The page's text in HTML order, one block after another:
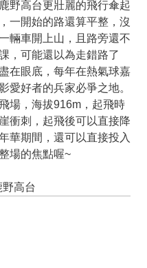
野高台更壯麗的飛行傘起
一開始的路還算平整，沒
輛車開上山，且路旁還不
，可能還以為走錯路了
在眼底，每年在熱氣球嘉
愛好者的兵家必爭之地。
場，海拔916m，起飛時
衝刺，起飛後可以直接降
華期間，還可以直接投入
場的焦點喔~
高台